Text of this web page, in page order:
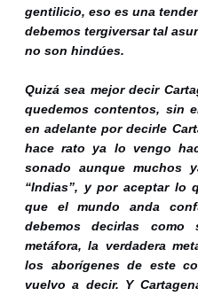
gentilicio, eso es una
debemos tergiversar tal
no son hindúes.
Quizá sea mejor decir
quedemos contentos, sin
en adelante por decirle
hace rato ya lo vengo
sonado aunque muchos
“Indias”, y por aceptar lo
que el mundo anda
debemos decirlas
metáfora, la verdadera
los aborígenes de este
vuelvo a decir. Y